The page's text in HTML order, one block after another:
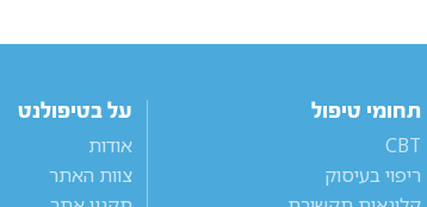
תחומי טיפול
CBT
ריפוי בעיסוק
על בטיפולנט
אודות
צוות האתר